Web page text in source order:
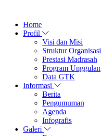
Home
Profil
Visi dan Misi
Struktur Organisasi
Prestasi Madrasah
Program Unggulan
Data GTK
Informasi
Berita
Pengumuman
Agenda
Infografis
Galeri